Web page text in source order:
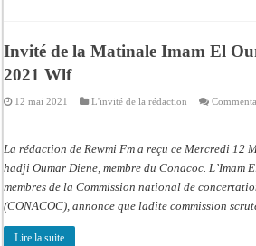
Invité de la Matinale Imam El
2021 Wlf
12 mai 2021 L'invité de la rédaction
La rédaction de Rewmi Fm a reçu ce Mercredi 12
hadji Oumar Diene, membre du Conacoc. L’Imam
membres de la Commission national de
(CONACOC), annonce que ladite commission
Lire la suite